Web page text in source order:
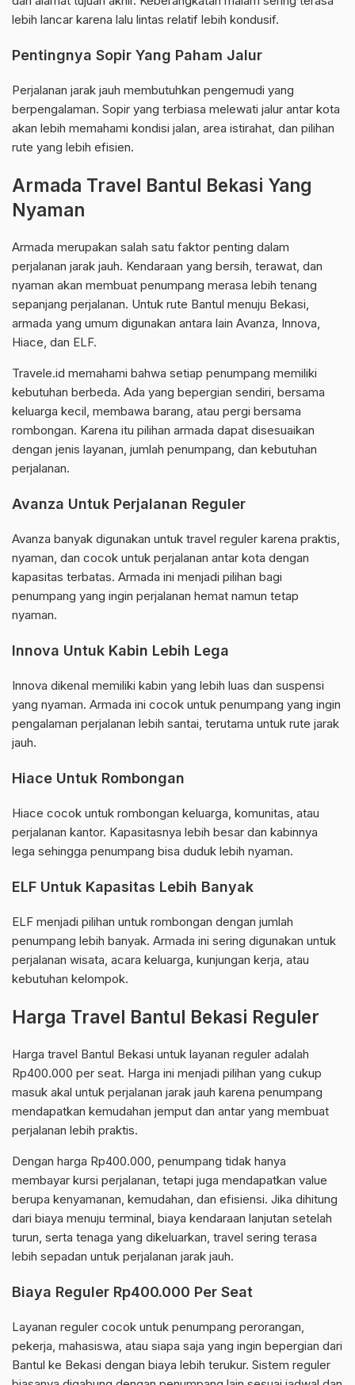
lebih lancar karena lalu lintas relatif lebih kondusif.
Pentingnya Sopir Yang Paham Jalur
Perjalanan jarak jauh membutuhkan pengemudi yang
berpengalaman. Sopir yang terbiasa melewati jalur antar kota
akan lebih memahami kondisi jalan, area istirahat, dan pilihan
rute yang lebih efisien.
Armada Travel Bantul Bekasi Yang
Nyaman
Armada merupakan salah satu faktor penting dalam
perjalanan jarak jauh. Kendaraan yang bersih, terawat, dan
nyaman akan membuat penumpang merasa lebih tenang
sepanjang perjalanan. Untuk rute Bantul menuju Bekasi,
armada yang umum digunakan antara lain Avanza, Innova,
Hiace, dan ELF.
Travele.id memahami bahwa setiap penumpang memiliki
kebutuhan berbeda. Ada yang bepergian sendiri, bersama
keluarga kecil, membawa barang, atau pergi bersama
rombongan. Karena itu pilihan armada dapat disesuaikan
dengan jenis layanan, jumlah penumpang, dan kebutuhan
perjalanan.
Avanza Untuk Perjalanan Reguler
Avanza banyak digunakan untuk travel reguler karena praktis,
nyaman, dan cocok untuk perjalanan antar kota dengan
kapasitas terbatas. Armada ini menjadi pilihan bagi
penumpang yang ingin perjalanan hemat namun tetap
nyaman.
Innova Untuk Kabin Lebih Lega
Innova dikenal memiliki kabin yang lebih luas dan suspensi
yang nyaman. Armada ini cocok untuk penumpang yang ingin
pengalaman perjalanan lebih santai, terutama untuk rute jarak
jauh.
Hiace Untuk Rombongan
Hiace cocok untuk rombongan keluarga, komunitas, atau
perjalanan kantor. Kapasitasnya lebih besar dan kabinnya
lega sehingga penumpang bisa duduk lebih nyaman.
ELF Untuk Kapasitas Lebih Banyak
ELF menjadi pilihan untuk rombongan dengan jumlah
penumpang lebih banyak. Armada ini sering digunakan untuk
perjalanan wisata, acara keluarga, kunjungan kerja, atau
kebutuhan kelompok.
Harga Travel Bantul Bekasi Reguler
Harga travel Bantul Bekasi untuk layanan reguler adalah
Rp400.000 per seat. Harga ini menjadi pilihan yang cukup
masuk akal untuk perjalanan jarak jauh karena penumpang
mendapatkan kemudahan jemput dan antar yang membuat
perjalanan lebih praktis.
Dengan harga Rp400.000, penumpang tidak hanya
membayar kursi perjalanan, tetapi juga mendapatkan value
berupa kenyamanan, kemudahan, dan efisiensi. Jika dihitung
dari biaya menuju terminal, biaya kendaraan lanjutan setelah
turun, serta tenaga yang dikeluarkan, travel sering terasa
lebih sepadan untuk perjalanan jarak jauh.
Biaya Reguler Rp400.000 Per Seat
Layanan reguler cocok untuk penumpang perorangan,
pekerja, mahasiswa, atau siapa saja yang ingin bepergian dari
Bantul ke Bekasi dengan biaya lebih terukur. Sistem reguler